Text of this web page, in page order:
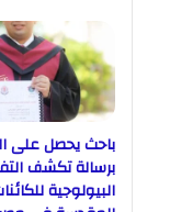
باحث يحصل على
برسالة تكشف
البيولوجية